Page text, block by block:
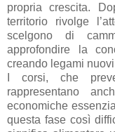
propria crescita.
territorio rivolge
scelgono di
approfondire la
creando legami
I corsi, che
rappresentano
economiche
questa fase così